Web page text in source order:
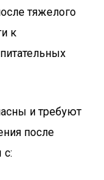
тяжелого
к
и требуют
после
с: